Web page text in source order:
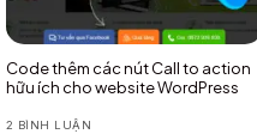
Code thêm các nút Call to action
hữu ích cho website WordPress
2 BÌNH LUẬN